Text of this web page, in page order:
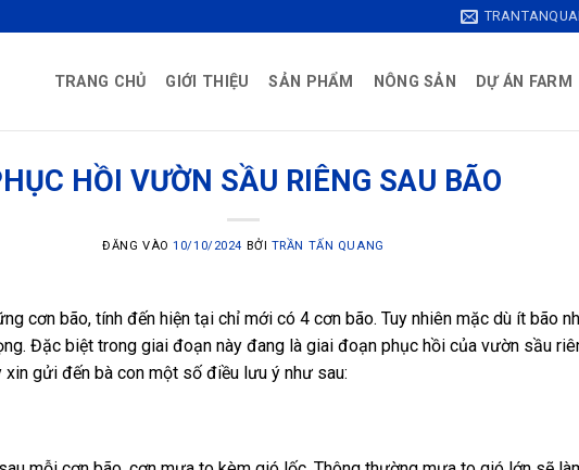
TRANG CHỦ GIỚI THIỆU SẢN PHẨM NÔNG SẢN DỰ ÁN FARM
HỒI VƯỜN SẦU RIÊNG SAU BÃO
ĐĂNG VÀO10/10/2024 BỞI TRẦN TẤN QUANG
cơn bão, tính đến hiện tại chỉ mới có 4 cơn bão. Tuy nhiên mặc dù ít bão
Đặc biệt trong giai đoạn này đang là giai đoạn phục hồi của vườn sầu
gửi đến bà con một số điều lưu ý như sau: